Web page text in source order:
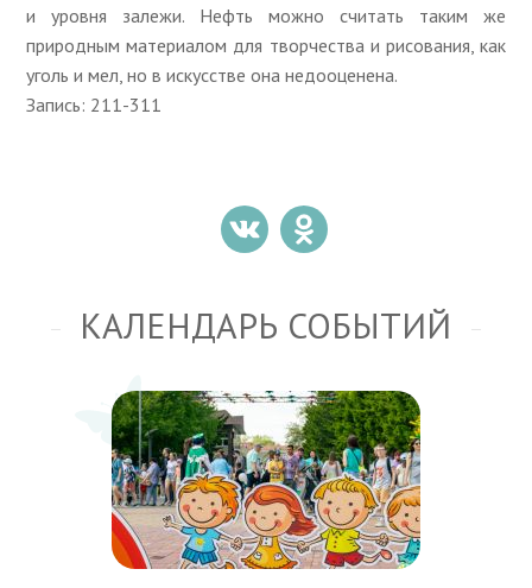
и уровня залежи. Нефть можно считать таким же
природным материалом для творчества и рисования, как
уголь и мел, но в искусстве она недооценена.
Запись: 211-311
КАЛЕНДАРЬ СОБЫТИЙ